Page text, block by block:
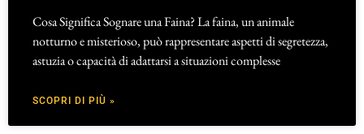
Cosa Significa Sognare una Faina? La faina, un animale
notturno e misterioso, può rappresentare aspetti di segretezza,
astuzia o capacità di adattarsi a situazioni complesse
SCOPRI DI PIÙ »